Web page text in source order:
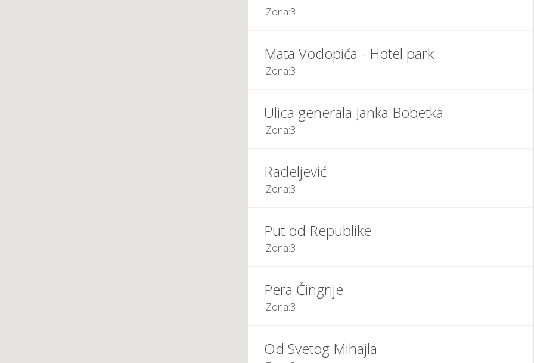
Zona:3
Mata Vodopića - Hotel park
Zona:3
Ulica generala Janka Bobetka
Zona:3
Radeljević
Zona:3
Put od Republike
Zona:3
Pera Čingrije
Zona:3
Od Svetog Mihajla